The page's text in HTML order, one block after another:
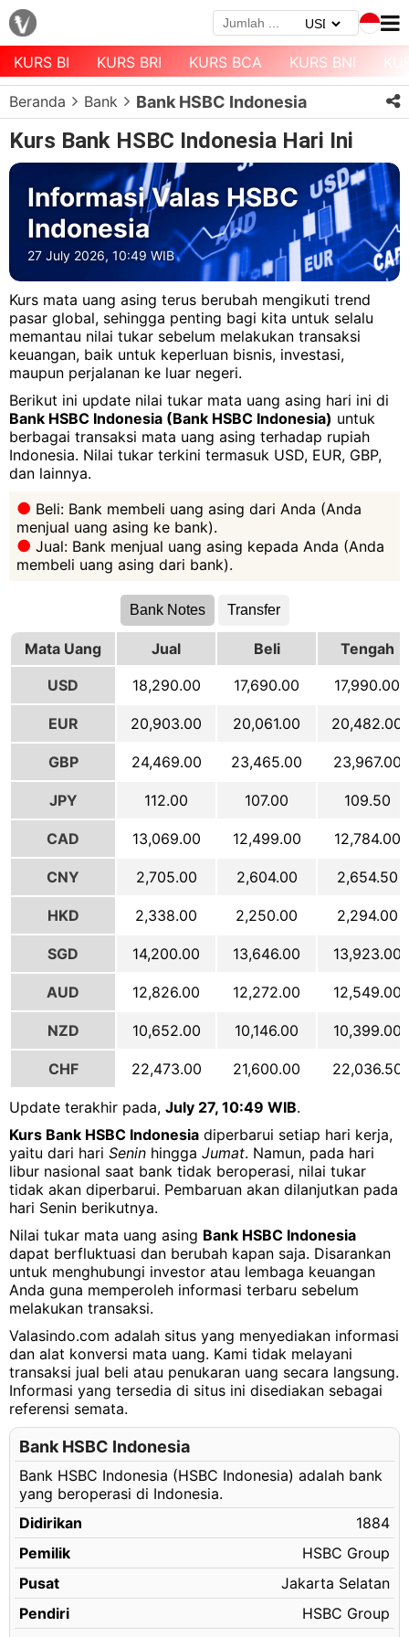
Menu
Halaman
Depan
Daftar
Mata
Uang
Daftar
Kurs
Bank
KURS BI KURS BRI KURS BCA KURS BNI
Beranda Bank Bank HSBC Indonesia
Kurs Bank HSBC Indonesia Hari Ini
Informasi Valas HSBC
Indonesia
27 July 2026, 10:49 WIB
Kurs mata uang asing terus berubah mengikuti trend
pasar global, sehingga penting bagi kita untuk selalu
memantau nilai tukar sebelum melakukan transaksi
keuangan, baik untuk keperluan bisnis, investasi,
maupun perjalanan ke luar negeri.
Berikut ini update nilai tukar mata uang asing hari ini di
Bank HSBC Indonesia (Bank HSBC Indonesia) untuk
berbagai transaksi mata uang asing terhadap rupiah
Indonesia. Nilai tukar terkini termasuk USD, EUR, GBP,
dan lainnya.
Beli: Bank membeli uang asing dari Anda (Anda
menjual uang asing ke bank).
Jual: Bank menjual uang asing kepada Anda (Anda
membeli uang asing dari bank).
Bank Notes Transfer
Mata Uang Jual Beli
Tengah
USD
18,290.00 17,690.00 17,990.00
EUR 20,903.00 20,061.00 20,482.00
GBP 24,469.00 23,465.00 23,967.00
JPY 112.00 107.00 109.50
CAD 13,069.00 12,499.00 12,784.00
CNY 2,705.00 2,604.00 2,654.50
HKD 2,338.00 2,250.00 2,294.00
SGD 14,200.00 13,646.00 13,923.00
AUD 12,826.00 12,272.00 12,549.00
NZD 10,652.00 10,146.00 10,399.00
CHF 22,473.00 21,600.00 22,036.50
Update terakhir pada, July 27, 10:49 WIB.
Kurs Bank HSBC Indonesia diperbarui setiap hari kerja,
yaitu dari hari Senin hingga Jumat. Namun, pada hari
libur nasional saat bank tidak beroperasi, nilai tukar
tidak akan diperbarui. Pembaruan akan dilanjutkan pada
hari Senin berikutnya.
Nilai tukar mata uang asing Bank HSBC Indonesia
dapat berfluktuasi dan berubah kapan saja. Disarankan
untuk menghubungi investor atau lembaga keuangan
Anda guna memperoleh informasi terbaru sebelum
melakukan transaksi.
Valasindo.com adalah situs yang menyediakan informasi
dan alat konversi mata uang. Kami tidak melayani
transaksi jual beli atau penukaran uang secara langsung.
Informasi yang tersedia di situs ini disediakan sebagai
referensi semata.
Bank HSBC Indonesia
Bank HSBC Indonesia (HSBC Indonesia) adalah bank
yang beroperasi di Indonesia.
Didirikan
1884
Pemilik
HSBC Group
Pusat
Jakarta Selatan
Pendiri
HSBC Group